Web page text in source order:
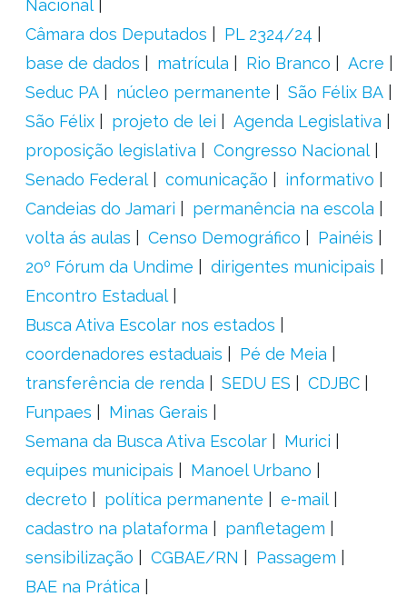
Nacional
Câmara dos Deputados
PL 2324/24
base de dados
matrícula Rio Branco
Acre
Seduc PA
núcleo permanente
São Félix BA
São Félix
projeto de lei
Agenda Legislativa
proposição legislativa
Congresso Nacional
Senado Federal
comunicação
informativo
Candeias do Jamari
permanência na escola
volta ás aulas
Censo Demográfico
Painéis
20º Fórum da Undime
dirigentes municipais
Encontro Estadual
Busca Ativa Escolar nos estados
coordenadores estaduais
Pé de Meia
transferência de renda
SEDU ES
CDJBC
Funpaes
Minas Gerais
Semana da Busca Ativa Escolar
Murici
equipes municipais
Manoel Urbano
decreto
política permanente
e-mail
cadastro na plataforma
panfletagem
sensibilização
CGBAE/RN
Passagem
BAE na Prática